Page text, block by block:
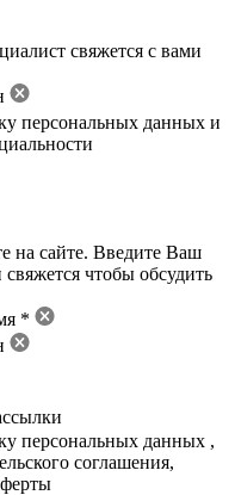
свяжется с вами
персональных данных и
на сайте. Введите Ваш
чтобы обсудить
*
персональных данных ,
соглашения,